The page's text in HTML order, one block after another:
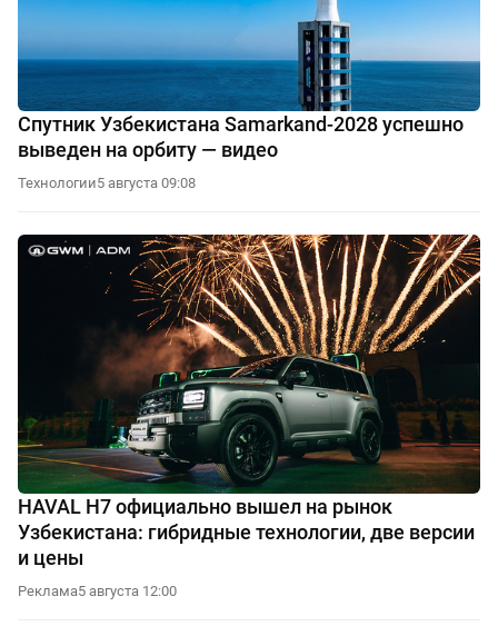
Спутник Узбекистана Samarkand-2028 успешно
выведен на орбиту — видео
Технологии5 августа 09:08
HAVAL H7 официально вышел на рынок
Узбекистана: гибридные технологии, две версии
и цены
Реклама5 августа 12:00